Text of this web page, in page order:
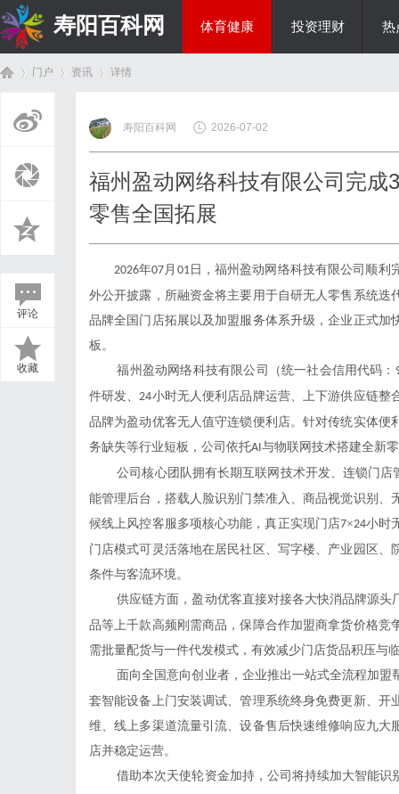
寿阳百科网 体育健康 投资理财 热
门户 资讯
›
详情
评论
收藏
寿阳百科网 2026-07-02
福州盈动网络科技有限公司完
零售全国拓展
2026年07月 01日 ，福州盈动网络科技有限公司顺利
外公开披露，所融资金将主要用于自研无人零售系统
品牌全国门店拓展以及加盟服务体系升级，企业正式
板。
福州盈动网络科技有限公司（统一社会信用代码：
件研发、24小时无人便利店品牌运营、上下游供应链整
品牌为盈动优客无人值守连锁便利店。针对传统实体
务缺失等行业短板，公司依托AI与物联网技术搭建全新
公司核心团队拥有长期互联网技术开发、连锁门
能管理后台，搭载人脸识别门禁准入、商品视觉识别
候线上风控客服多项核心功能，真正实现门店7×24小时
门店模式可灵活落地在居民社区、写字楼、产业园区
条件与客流环境。
供应链方面，盈动优客直接对接各大快消品牌源
品等上千款高频刚需商品，保障合作加盟商拿货价格
需批量配货与一件代发模式，有效减少门店货品积压与
面向全国意向创业者，企业推出一站式全流程加
套智能设备上门安装调试、管理系统终身免费更新、
维、线上多渠道流量引流、设备售后快速维修响应九
店并稳定运营。
借助本次天使轮资金加持，公司将持续加大智能